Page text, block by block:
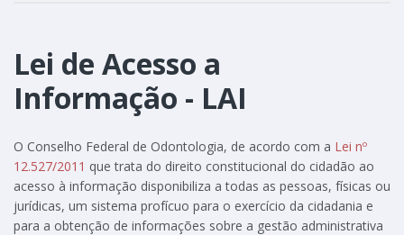
Lei de Acesso a
Informação - LAI
O Conselho Federal de Odontologia, de acordo com a Lei nº
12.527/2011 que trata do direito constitucional do cidadão ao
acesso à informação disponibiliza a todas as pessoas, físicas ou
jurídicas, um sistema profícuo para o exercício da cidadania e
para a obtenção de informações sobre a gestão administrativa